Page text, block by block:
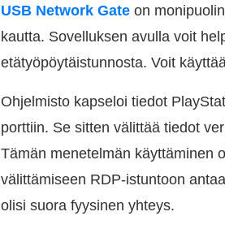
USB Network Gate on
kautta. Sovelluksen avulla voit
etätyöpöytäistunnosta. Voit
Ohjelmisto kapseloi tiedot
porttiin. Se sitten välittää tiedot
Tämän menetelmän käyttäminen
välittämiseen RDP-istuntoon
olisi suora fyysinen yhteys.